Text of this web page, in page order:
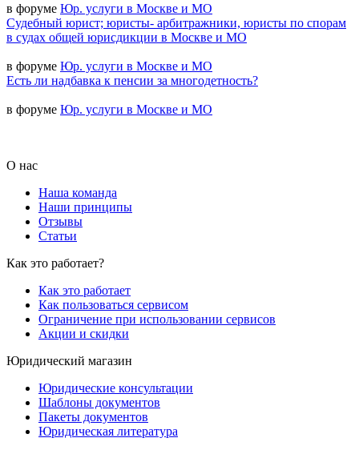
в форуме Юр. услуги в Москве и МО
Судебный юрист; юристы- арбитражники, юристы по спорам
в судах общей юрисдикции в Москве и МО
в форуме Юр. услуги в Москве и МО
Есть ли надбавка к пенсии за многодетность?
в форуме Юр. услуги в Москве и МО
О нас
Наша команда
Наши принципы
Отзывы
Статьи
Как это работает?
Как это работает
Как пользоваться сервисом
Ограничение при использовании сервисов
Акции и скидки
Юридический магазин
Юридические консультации
Шаблоны документов
Пакеты документов
Юридическая литература